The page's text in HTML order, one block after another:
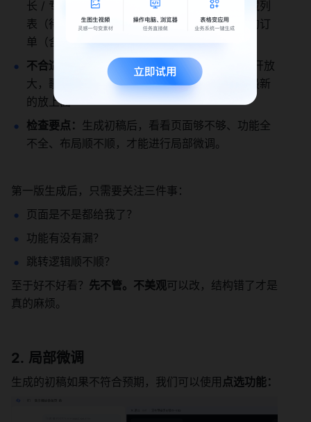
长 / 专辑 / 流派）、带乐迷评论），还得有收藏列
表（待播歌单）、会员开通 / 单曲购买页、我的订
单（含已购音乐 / 收藏歌单 / 播放历史）。”
不合适就改：
觉得不对就直说："专辑封面能点开放
大，歌曲列表加个浅灰边框，评论按时间排，最新
的放上面"
检查要点： 生成初稿后，看看页面够不够、功能全
不全、布局顺不顺，才能进行局部微调。
第一版生成后，只需要关注三件事：
页面是不是都给我了？
功能有没有漏？
跳转逻辑顺不顺？
至于好不好看？ 先不管。不美观可以改，结构错了才是
真的麻烦。
局部微调
生成的初稿如果不符合预期，我们可以使用 点选功能：